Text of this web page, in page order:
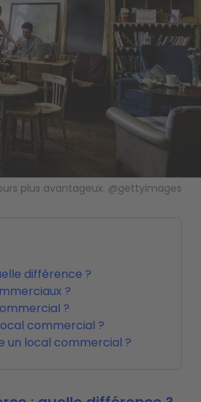
plus avantageux. @gettyimages
différence ?
?
?
commercial ?
un local commercial ?